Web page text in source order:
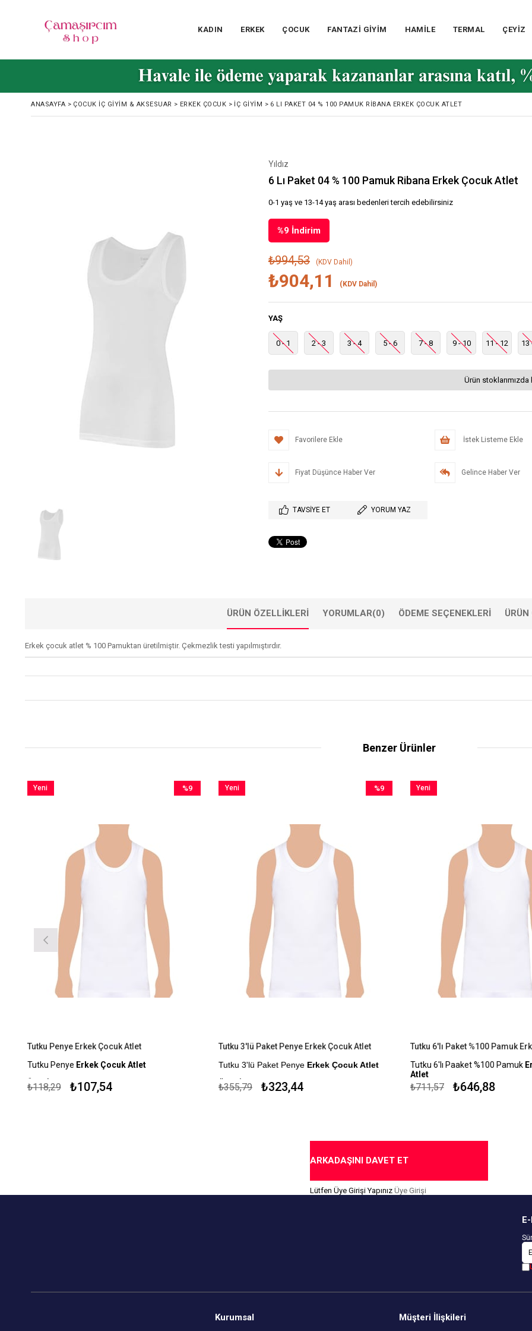
KADIN ERKEK ÇOCUK FANTAZİ GİYİM HAMİLE TERMAL ÇEYİZ
ANASAYFA > ÇOCUK İÇ GIYIM & AKSESUAR > ERKEK ÇOCUK > İÇ GIYIM > 6 LI PAKET 04 % 100 PAMUK RIBANA ERKEK ÇOCUK ATLET
Yıldız
6 Lı Paket 04 % 100 Pamuk Ribana Erkek Çocuk Atlet
0-1 yaş ve 13-14 yaş arası bedenleri tercih edebilirsiniz
%9 İndirim
₺994,53 (KDV Dahil)
₺904,11 (KDV Dahil)
YAŞ
0 - 1 2 - 3 3 - 4 5 - 6 7 - 8 9 - 10 11 - 12 13
Ürün stoklarımızda
Favorilere Ekle İstek Listeme Ekle
Fiyat Düşünce Haber Ver Gelince Haber Ver
TAVSIYE ET YORUM YAZ
ÜRÜN ÖZELLIKLERI YORUMLAR(0) ÖDEME SEÇENEKLERI ÜRÜN
Erkek çocuk atlet % 100 Pamuktan üretilmiştir. Çekmezlik testi yapılmıştırdır.
Benzer Ürünler
Tutku Penye Erkek Çocuk Atlet
Tutku Penye Erkek Çocuk Atlet
Ürün İçeriği: %100 Pamuk
₺107,54
₺118,29
%9
Yeni
Tutku 3'lü Paket Penye Erkek Çocuk Atlet
Tutku 3'lü Paket Penye Erkek Çocuk Atlet
Ürün İçeriği: %100 Pamuk
₺323,44
₺355,79
%9
Yeni
Tutku 6'lı Paaket %100 Pamuk
Atlet
Kapıda Ödeme Seçeneği
₺646,88
₺711,57
Yeni
ARKADAŞINI DAVET ET
Lütfen Üye Girişi Yapınız Üye Girişi
Kurumsal Müşteri İlişkileri